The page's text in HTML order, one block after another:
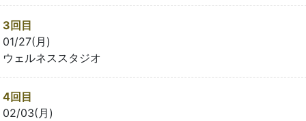
3回目
01/27(月)
ウェルネススタジオ
4回目
02/03(月)